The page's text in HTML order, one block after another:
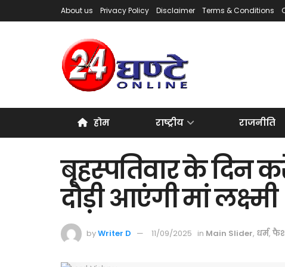
About us Privacy Policy Disclaimer Terms & Conditions
होम राष्ट्रीय राजनीति
बृहस्पतिवार के दिन
दौड़ी आएंगी मां लक्ष्मी
byWriter D 11/09/2025 in Main Slider, धर्म,